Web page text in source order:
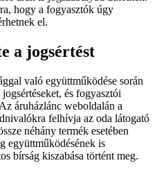
hogy a fogyasztók úgy
el.
a jogsértést
való együttműködése során
és fogyasztói
áruházlánc weboldalán a
felhívja az oda látogató
néhány termék esetében
együttműködésének is
bírság kiszabása történt meg.